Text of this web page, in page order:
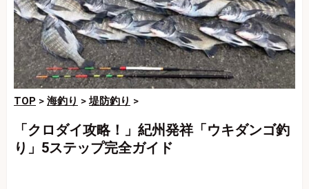
TOP > 海釣り >堤防釣り >
「クロダイ攻略！」紀州発祥「ウキダンゴ釣
り」5ステップ完全ガイド